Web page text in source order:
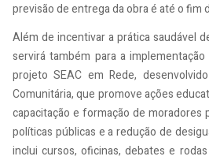
previsão de entrega da obra é até o fim
Além de incentivar a prática saudável
servirá também para a
projeto SEAC em Rede,
Comunitária, que promove ações
capacitação e formação de moradores
políticas públicas e a redução de
inclui cursos, oficinas, debates e